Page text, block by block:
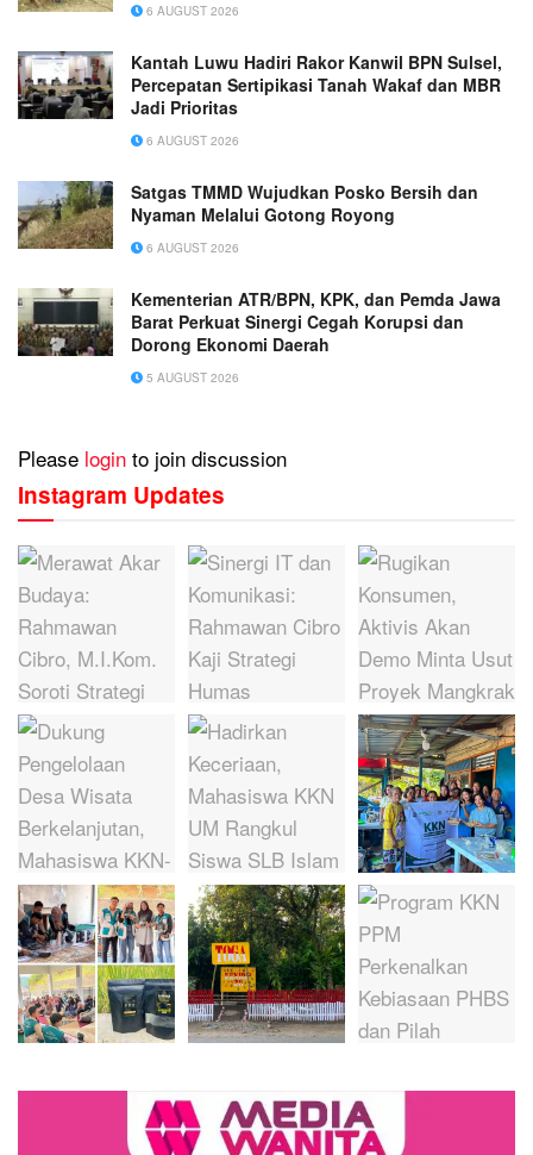
6 AUGUST 2026
Kantah Luwu Hadiri Rakor Kanwil BPN Sulsel,
Percepatan Sertipikasi Tanah Wakaf dan MBR
Jadi Prioritas
6 AUGUST 2026
Satgas TMMD Wujudkan Posko Bersih dan
Nyaman Melalui Gotong Royong
6 AUGUST 2026
Kementerian ATR/BPN, KPK, dan Pemda Jawa
Barat Perkuat Sinergi Cegah Korupsi dan
Dorong Ekonomi Daerah
5 AUGUST 2026
Please login to join discussion
Instagram Updates